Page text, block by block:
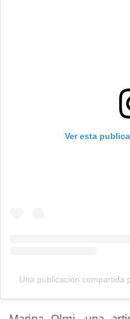
Ver esta
Una publicación compartida